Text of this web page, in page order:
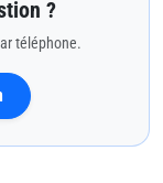
?
téléphone.